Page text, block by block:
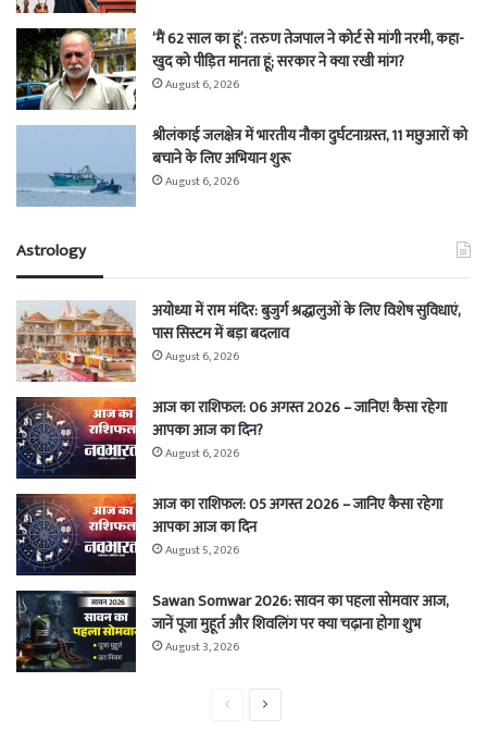
‘मैं 62 साल का हूं’: तरुण तेजपाल ने कोर्ट से मांगी नरमी, कहा-
खुद को पीड़ित मानता हूं; सरकार ने क्या रखी मांग?
August 6, 2026
श्रीलंकाई जलक्षेत्र में भारतीय नौका दुर्घटनाग्रस्त, 11 मछुआरों को
बचाने के लिए अभियान शुरू
August 6, 2026
Astrology
अयोध्या में राम मंदिर: बुजुर्ग श्रद्धालुओं के लिए विशेष सुविधाएं,
पास सिस्टम में बड़ा बदलाव
August 6, 2026
आज का राशिफल: 06 अगस्त 2026 – जानिए! कैसा रहेगा
आपका आज का दिन?
August 6, 2026
आज का राशिफल: 05 अगस्त 2026 – जानिए कैसा रहेगा
आपका आज का दिन
August 5, 2026
Sawan Somwar 2026: सावन का पहला सोमवार आज,
जानें पूजा मुहूर्त और शिवलिंग पर क्या चढ़ाना होगा शुभ
August 3, 2026
PreviousNext